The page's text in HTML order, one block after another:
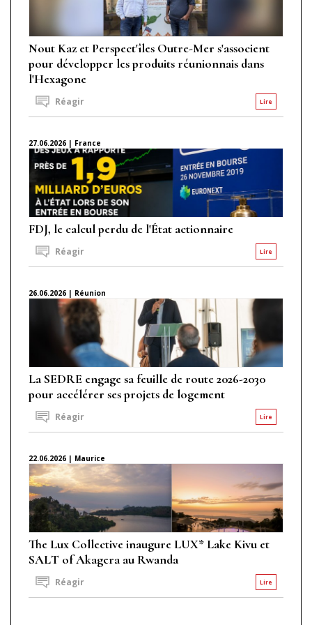
Nout Kaz et Perspect'îles Outre-Mer s'associent
pour développer les produits réunionnais dans
l'Hexagone
Lire
Réagir
27.06.2026 | France
FDJ, le calcul perdu de l'État actionnaire
Lire
Réagir
26.06.2026 | Réunion
La SEDRE engage sa feuille de route 2026-2030
pour accélérer ses projets de logement
Lire
Réagir
22.06.2026 | Maurice
The Lux Collective inaugure LUX* Lake Kivu et
SALT of Akagera au Rwanda
Lire
Réagir